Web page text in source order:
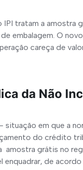
tratam a amostra
embalagem. O
careça de
da Não
em que a
do crédito
amostra grátis no
enquadrar, de